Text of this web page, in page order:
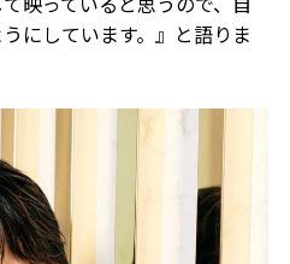
にしています。』と語りま